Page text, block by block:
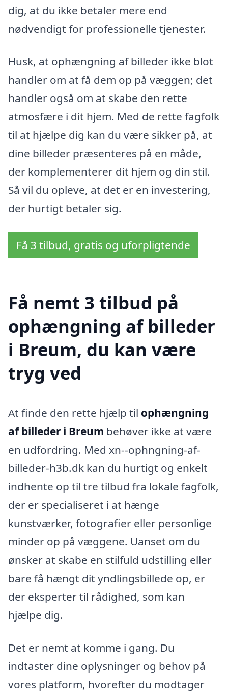
dig, at du ikke betaler mere end
nødvendigt for professionelle tjenester.
Husk, at ophængning af billeder ikke blot
handler om at få dem op på væggen; det
handler også om at skabe den rette
atmosfære i dit hjem. Med de rette fagfolk
til at hjælpe dig kan du være sikker på, at
dine billeder præsenteres på en måde,
der komplementerer dit hjem og din stil.
Så vil du opleve, at det er en investering,
der hurtigt betaler sig.
Få 3 tilbud, gratis og uforpligtende
Få nemt 3 tilbud på
ophængning af billeder
i Breum, du kan være
tryg ved
At finde den rette hjælp til ophængning
af billeder i Breum behøver ikke at være
en udfordring. Med xn--ophngning-af-
billeder-h3b.dk kan du hurtigt og enkelt
indhente op til tre tilbud fra lokale fagfolk,
der er specialiseret i at hænge
kunstværker, fotografier eller personlige
minder op på væggene. Uanset om du
ønsker at skabe en stilfuld udstilling eller
bare få hængt dit yndlingsbillede op, er
der eksperter til rådighed, som kan
hjælpe dig.
Det er nemt at komme i gang. Du
indtaster dine oplysninger og behov på
vores platform, hvorefter du modtager